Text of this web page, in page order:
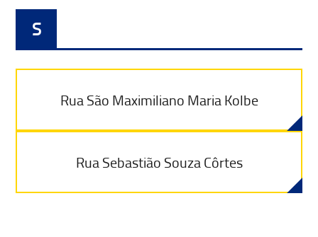
S
Rua São Maximiliano Maria Kolbe
Rua Sebastião Souza Côrtes